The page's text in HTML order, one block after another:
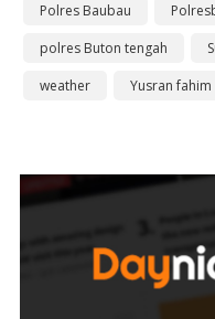
Polres Baubau
polres Buton tengah
weather
Yusran fahim